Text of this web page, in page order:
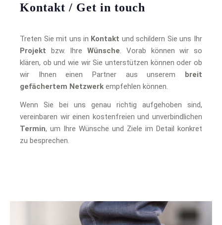
Kontakt / Get in touch
Treten Sie mit uns in Kontakt und schildern Sie uns Ihr
Projekt bzw. IhreWünsche. Vorab können wir so
klären, ob und wie wir Sie unterstützen können oder ob
wir Ihnen einen Partner aus unserem breit
gefächertem Netzwerk empfehlen können.
Wenn Sie bei uns genau richtig aufgehoben sind,
vereinbaren wir einen kostenfreien und unverbindlichen
Termin, um Ihre Wünsche und Ziele im Detail konkret
zu besprechen.